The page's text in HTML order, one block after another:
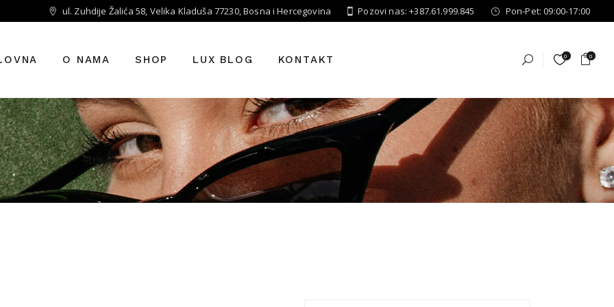
ul. Zuhdije Žalića 58, Velika Kladuša 77230, Bosna i Hercegovina Pozovi nas: +387.61.999.845 Pon-Pet: 09:00-17:00
O NAMA SHOP LUX BLOG KONTAKT 0 0